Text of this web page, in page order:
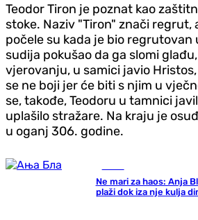
Teodor Tiron je poznat kao
stoke. Naziv "Tiron" znači regrut,
počele su kada je bio regrutovan
sudija pokušao da ga slomi
vjerovanju, u samici javio
se ne boji jer će biti s njim u
se, takođe, Teodoru u tamnici
uplašilo stražare. Na kraju je
u oganj 306. godine.
Ne mari za haos: Anja
plaži dok iza nje kulja